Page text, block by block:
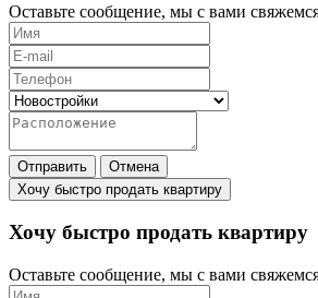
Оставьте сообщение, мы с вами
Отправить
Отмена
Хочу быстро продать квартиру
Хочу быстро продать квартиру
Оставьте сообщение, мы с вами